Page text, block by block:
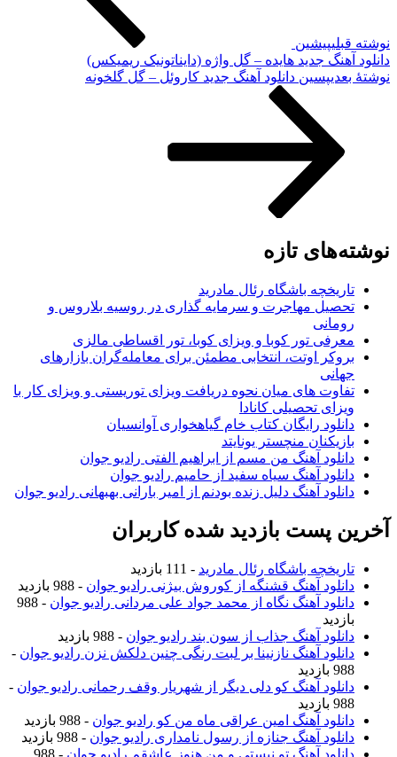
نوشته قبلیپیشین
دانلود آهنگ جدید هایده – گل واژه (دایناتونیک ریمیکس)
نوشته‌ٔ بعدیپسین دانلود آهنگ جدید کاروئل – گل گلخونه
نوشته‌های تازه
تاریخچه باشگاه رئال مادرید
تحصیل مهاجرت و سرمایه گذاری در روسیه بلاروس و
رومانی
معرفی تور کوبا و ویزای کوبا، تور اقساطی مالزی
بروکر اوتت، انتخابی مطمئن برای معامله‌گران بازارهای
جهانی
تفاوت های میان نحوه دریافت ویزای توریستی و ویزای کار با
ویزای تحصیلی کانادا
دانلود رایگان کتاب خام گیاهخواری آوانسیان
بازیکنان منچستر یونایتد
دانلود آهنگ من مسم از ابراهیم الفتی رادیو جوان
دانلود آهنگ سیاه سفید از حامیم رادیو جوان
دانلود آهنگ دلیل زنده بودنم از امیر بارانی بهبهانی رادیو جوان
آخرین پست بازدید شده کاربران
تاریخچه باشگاه رئال مادرید - 111 بازدید
دانلود آهنگ قشنگه از کوروش بیژنی رادیو جوان - 988 بازدید
دانلود آهنگ نگاه از محمد جواد علی مردانی رادیو جوان
- 988
بازدید
دانلود آهنگ جذاب از سون بند رادیو جوان - 988 بازدید
دانلود آهنگ نازنینا بر لبت رنگی چنین دلکش نزن رادیو جوان -
988 بازدید
دانلود آهنگ کو دلی دیگر از شهریار وقف رحمانی رادیو جوان -
988 بازدید
دانلود آهنگ امین عراقی ماه من کو رادیو جوان - 988 بازدید
دانلود آهنگ جنازه از رسول نامداری رادیو جوان - 988 بازدید